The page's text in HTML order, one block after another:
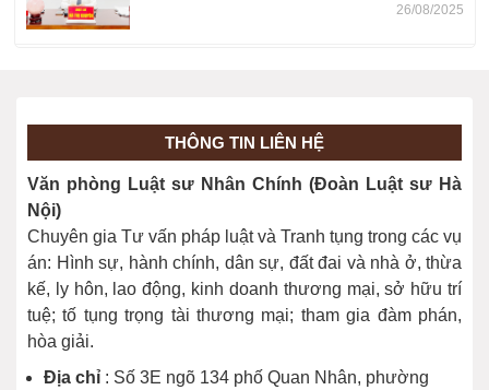
26/08/2025
Thành lập 23 Viện kiểm sát nhân dân
cấp tỉnh
THÔNG TIN LIÊN HỆ
Văn phòng Luật sư Nhân Chính (Đoàn Luật sư Hà
Nội)
Chuyên gia Tư vấn pháp luật và Tranh tụng trong các vụ
án: Hình sự, hành chính, dân sự, đất đai và nhà ở, thừa
kế, ly hôn, lao động, kinh doanh thương mại, sở hữu trí
tuệ; tố tụng trọng tài thương mại; tham gia đàm phán,
hòa giải.
Địa chỉ : Số 3E ngõ 134 phố Quan Nhân, phường